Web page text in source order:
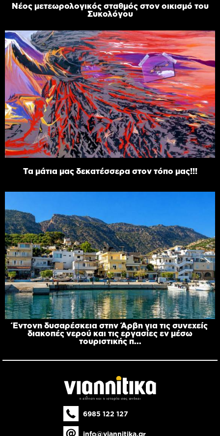
Νέος μετεωρολογικός σταθμός στον οικισμό του
Συκολόγου
Τα μάτια μας δεκατέσσερα στον τόπο μας!!!
Έντονη δυσαρέσκεια στην Άρβη για τις συνεχείς
διακοπές νερού και τις εργασίες εν μέσω
τουριστικής π...
6985 122 127
info@viannitika.gr